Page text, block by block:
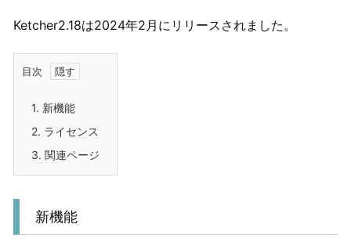
Ketcher2.18は2024年2月にリリースされました。
目次
1. 新機能
2. ライセンス
3. 関連ページ
新機能